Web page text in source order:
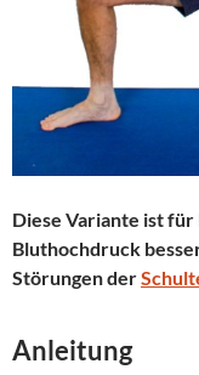
Diese Variante ist
Bluthochdruck
Störungen der
Anleitung